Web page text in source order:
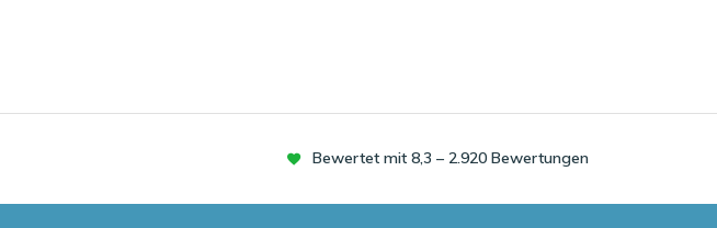
Bewertet mit 8,3 – 2.920 Bewertungen